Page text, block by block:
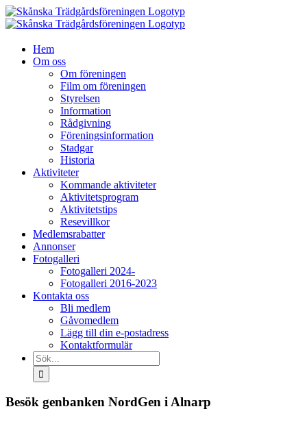
Fortsätt
till
Hem
Om oss
Om föreningen
Film om föreningen
Styrelsen
Information
Rådgivning
Föreningsinformation
Stadgar
Historia
Aktiviteter
Kommande aktiviteter
Aktivitetsprogram
Aktivitetstips
Resevillkor
Medlemsrabatter
Annonser
Fotogalleri
Fotogalleri 2024-
Fotogalleri 2016-2023
Kontakta oss
Bli medlem
Gåvomedlem
Lägg till din e-postadress
Kontaktformulär
Sök
efter:
Besök genbanken NordGen i Alnarp